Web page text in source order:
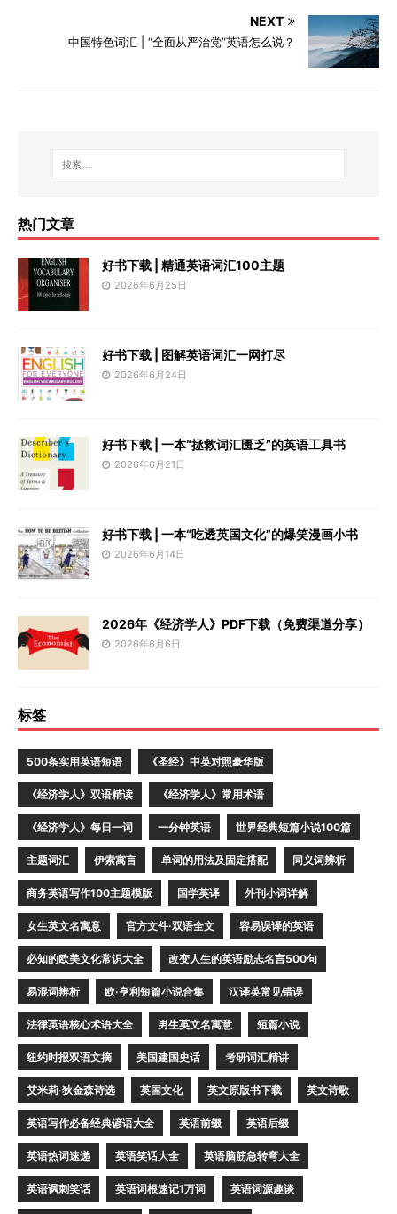
NEXT
中国特色词汇 | “全面从严治党”英语怎么说？
热门文章
好书下载 | 精通英语词汇100主题
2026年6月25日
好书下载 | 图解英语词汇一网打尽
2026年6月24日
好书下载 | 一本“拯救词汇匮乏”的英语工具书
2026年6月21日
好书下载 | 一本“吃透英国文化”的爆笑漫画小书
2026年6月14日
2026年《经济学人》PDF下载（免费渠道分享）
2026年6月6日
标签
500条实用英语短语 《圣经》中英对照豪华版
《经济学人》双语精读 《经济学人》常用术语
《经济学人》每日一词 一分钟英语 世界经典短篇小说100篇
主题词汇 伊索寓言 单词的用法及固定搭配 同义词辨析
商务英语写作100主题模版 国学英译 外刊小词详解
女生英文名寓意 官方文件·双语全文 容易误译的英语
必知的欧美文化常识大全 改变人生的英语励志名言500句
易混词辨析 欧·亨利短篇小说合集 汉译英常见错误
法律英语核心术语大全 男生英文名寓意 短篇小说
纽约时报双语文摘 美国建国史话 考研词汇精讲
艾米莉·狄金森诗选 英国文化 英文原版书下载 英文诗歌
英语写作必备经典谚语大全 英语前缀 英语后缀
英语热词速递 英语笑话大全 英语脑筋急转弯大全
英语讽刺笑话 英语词根速记1万词 英语词源趣谈